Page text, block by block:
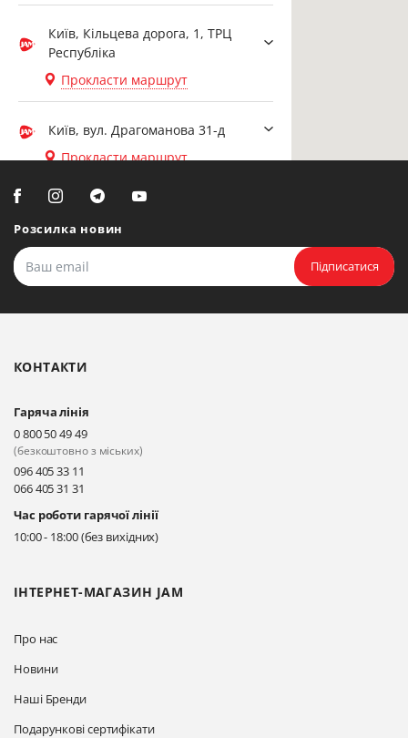
Київ, Кільцева дорога, 1, ТРЦ
Республіка
Прокласти маршрут
Київ, вул. Драгоманова 31-д
Прокласти маршрут
Біла Церква, вул. Ярослава
Мудрого, 20, офіс 108
Прокласти маршрут
Київ, вул. Драгоманова 31-д
Прокласти маршрут
Київ, вул. Драгоманова 31-д
Прокласти маршрут
Розсилка новин
Підписатися
ІНТЕРНЕТ-МАГАЗИН JAM
Про нас
Новини
Наші Бренди
Подарункові сертифікати
КОНТАКТИ
Гаряча лінія
0 800 50 49 49
(безкоштовно з міських)
096 405 33 11
066 405 31 31
Час роботи гарячої лінії
10:00 - 18:00 (без вихідних)